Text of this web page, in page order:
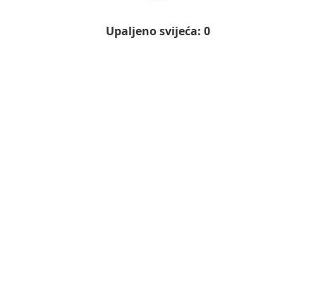
Upaljeno svijeća: 0